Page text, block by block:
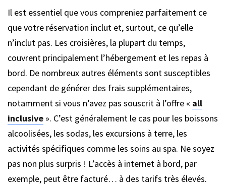
Il est essentiel que vous compreniez parfaitement ce
que votre réservation inclut et, surtout, ce qu’elle
n’inclut pas. Les croisières, la plupart du temps,
couvrent principalement l’hébergement et les repas à
bord. De nombreux autres éléments sont susceptibles
cependant de générer des frais supplémentaires,
notamment si vous n’avez pas souscrit à l’offre « all
inclusive ». C’est généralement le cas pour les boissons
alcoolisées, les sodas, les excursions à terre, les
activités spécifiques comme les soins au spa. Ne soyez
pas non plus surpris ! L’accès à internet à bord, par
exemple, peut être facturé… à des tarifs très élevés.